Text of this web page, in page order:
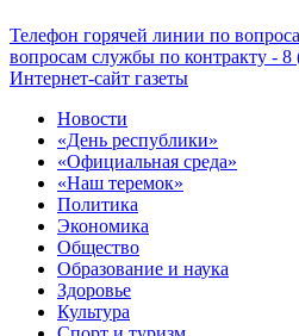
Телефон горячей линии по
вопросам службы по контракту - 8
Интернет-сайт газеты
Новости
«День республики»
«Официальная среда»
«Наш теремок»
Политика
Экономика
Общество
Образование и наука
Здоровье
Культура